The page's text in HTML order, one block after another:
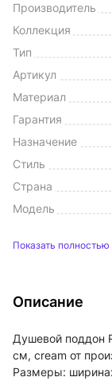
Производитель
Коллекция
Тип
Артикул
Материал
Гарантия
Назначение
Стиль
Страна
Модель
Показать полностью
Описание
Душевой поддон
см, cream от
Размеры: